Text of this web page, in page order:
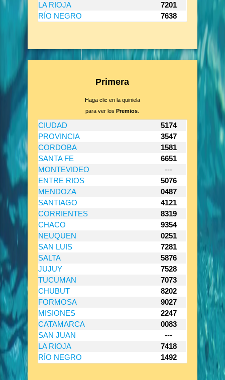
LA RIOJA
7201
RÍO NEGRO
7638
Primera
Haga clic en la quiniela
para ver losPremios
CIUDAD
5174
PROVINCIA
3547
CORDOBA
1581
SANTA FE
6651
MONTEVIDEO
---
ENTRE RIOS
5076
MENDOZA
0487
SANTIAGO
4121
CORRIENTES
8319
CHACO
9354
NEUQUEN
0251
SAN LUIS
7281
SALTA
5876
JUJUY
7528
TUCUMAN
7073
CHUBUT
8202
FORMOSA
9027
MISIONES
2247
CATAMARCA
0083
SAN JUAN
---
LA RIOJA
7418
RÍO NEGRO
1492